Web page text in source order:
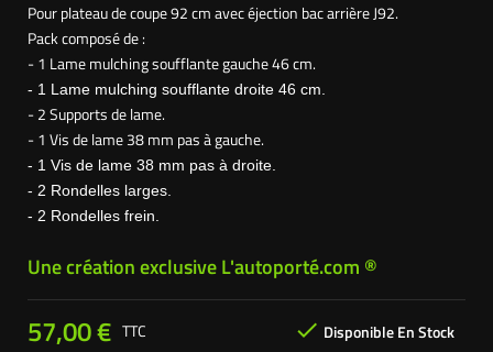
Pour plateau de coupe 92 cm avec éjection bac arrière J92.
Pack composé de :
- 1 Lamemulching soufflante gauche 46 cm.
- 1 Lame mulching soufflante droite 46 cm.
- 2 Supports de lame.
- 1 Vis de lame 38 mm pas à gauche.
- 1 Vis de lame 38 mm pas à droite.
- 2 Rondelles larges.
- 2 Rondelles frein.
Une création exclusive L'autoporté.com ®
57,00 €  Disponible En Stock
TTC